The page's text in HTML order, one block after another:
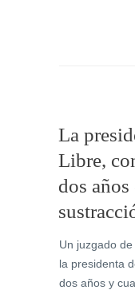
La
Libre,
dos
Un juzgado
la presidenta
dos años y